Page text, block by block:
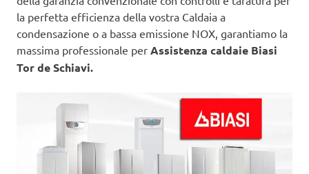
la perfetta efficienza della vostra Caldaia a
condensazione o a bassa emissione NOX, garantiamo la
massima professionale per Assistenza caldaie Biasi
Tor de Schiavi.